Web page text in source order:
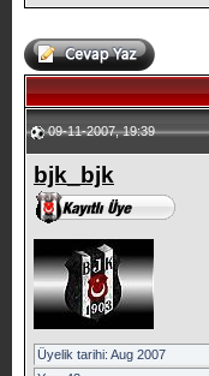
09-11-2007, 19:39
bjk_bjk
Üyelik tarihi: Aug 2007